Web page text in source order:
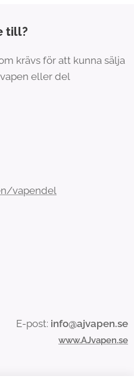
till?
krävs för att kunna sälja
eller del
vapendel
E-post: info@ajvapen.se
www.AJvapen.se